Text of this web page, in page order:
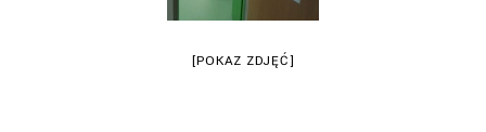
[POKAZ ZDJĘĆ]